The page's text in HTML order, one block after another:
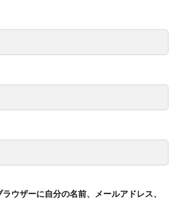
ウザーに自分の名前、メールアドレス、